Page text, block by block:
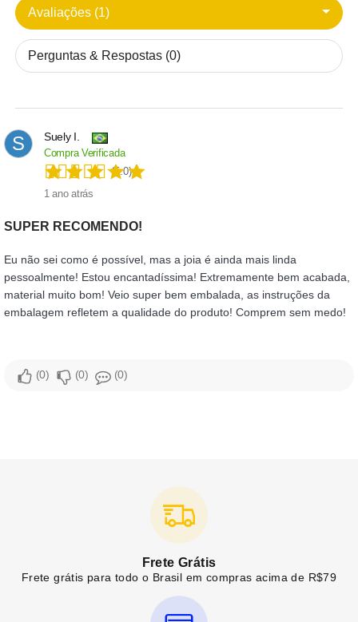
Avaliações (1)
Perguntas & Respostas (0)
S Suely I.
Compra Verificada
(5.0)
1 ano atrás
SUPER RECOMENDO!
Eu não sei como é possível, mas a joia é ainda mais linda
pessoalmente! Estou encantadíssima! Extremamente bem acabada,
material muito bom! Veio super bem embalada, as instruções da
embalagem refletem a qualidade do produto! Comprem sem medo!
0 0 0
Frete Grátis
Frete grátis para todo o Brasil em compras acima de R$79